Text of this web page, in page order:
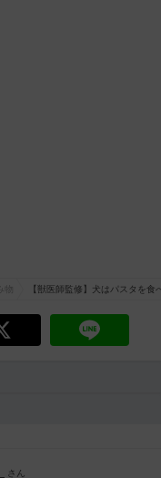
【獣医師監修】犬はパスタを
さん